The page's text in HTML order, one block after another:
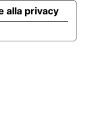
alla privacy